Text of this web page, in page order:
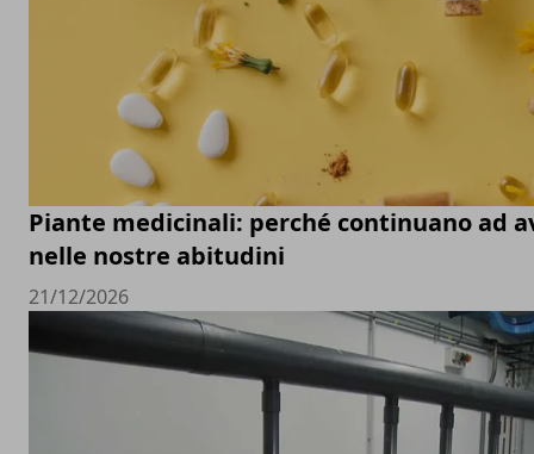
Piante medicinali: perché continuano ad
nelle nostre abitudini
21/12/2026